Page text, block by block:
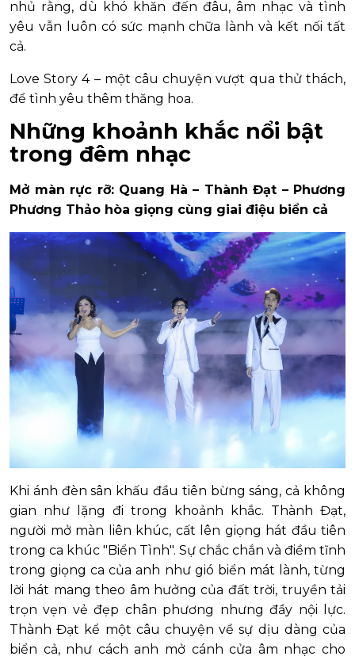
nhủ rằng, dù khó khăn đến đâu, âm nhạc và tình
yêu vẫn luôn có sức mạnh chữa lành và kết nối tất
cả.
Love Story 4 – một câu chuyện vượt qua thử thách,
để tình yêu thêm thăng hoa.
Những khoảnh khắc nổi bật
trong đêm nhạc
Mở màn rực rỡ: Quang Hà – Thành Đạt – Phương
Phương Thảo hòa giọng cùng giai điệu biển cả
Khi ánh đèn sân khấu đầu tiên bừng sáng, cả không
gian như lặng đi trong khoảnh khắc. Thành Đạt,
người mở màn liên khúc, cất lên giọng hát đầu tiên
trong ca khúc "Biển Tình". Sự chắc chắn và điềm tĩnh
trong giọng ca của anh như gió biển mát lành, từng
lời hát mang theo âm hưởng của đất trời, truyền tải
trọn vẹn vẻ đẹp chân phương nhưng đầy nội lực.
Thành Đạt kể một câu chuyện về sự dịu dàng của
biển cả, như cách anh mở cánh cửa âm nhạc cho